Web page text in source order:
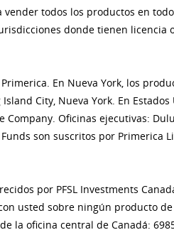
todos los productos en
donde tienen licencia
En Nueva York, los
City, Nueva York. En Estados
Oficinas ejecutivas:
son suscritos por Primerica
por PFSL Investments
usted sobre ningún producto
la oficina central de Canadá: